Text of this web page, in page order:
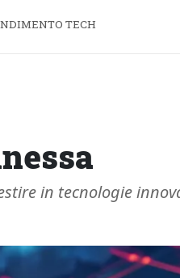
TECH
in tecnologie